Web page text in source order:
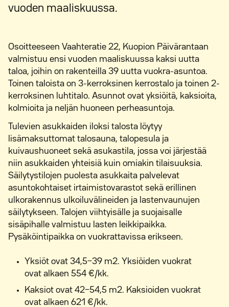
vuoden maaliskuussa.
Osoitteeseen Vaahteratie 22, Kuopion Päivärantaan
valmistuu ensi vuoden maaliskuussa kaksi uutta
taloa, joihin on rakenteilla 39 uutta vuokra-asuntoa.
Toinen taloista on 3-kerroksinen kerrostalo ja toinen 2-
kerroksinen luhtitalo. Asunnot ovat yksiöitä, kaksioita,
kolmioita ja neljän huoneen perheasuntoja.
Tulevien asukkaiden iloksi talosta löytyy
lisämaksuttomat talosauna, talopesula ja
kuivaushuoneet sekä asukastila, jossa voi järjestää
niin asukkaiden yhteisiä kuin omiakin tilaisuuksia.
Säilytystilojen puolesta asukkaita palvelevat
asuntokohtaiset irtaimistovarastot sekä erillinen
ulkorakennus ulkoiluvälineiden ja lastenvaunujen
säilytykseen. Talojen viihtyisälle ja suojaisalle
sisäpihalle valmistuu lasten leikkipaikka.
Pysäköintipaikka on vuokrattavissa erikseen.
Yksiöt ovat 34,5−39 m2. Yksiöiden vuokrat
ovat alkaen 554 €/kk.
Kaksiot ovat 42−54,5 m2. Kaksioiden vuokrat
ovat alkaen 621 €/kk.